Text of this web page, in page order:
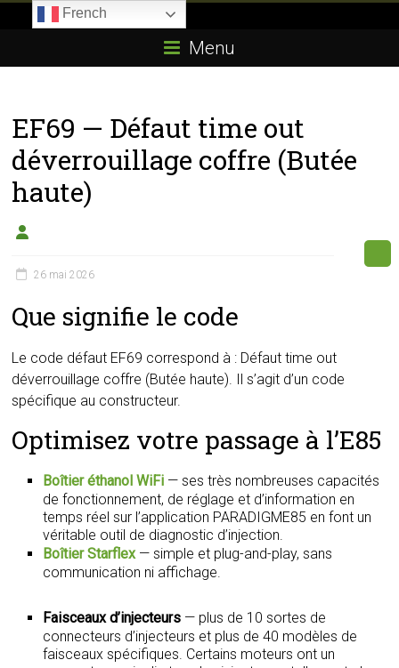
E85.com
passion
du
boîtier
éthanol
Menu
EF69 — Défaut time out
déverrouillage coffre (Butée
haute)
26 mai 2026
Que signifie le code
Le code défaut EF69 correspond à : Défaut time out
déverrouillage coffre (Butée haute). Il s’agit d’un code
spécifique au constructeur.
Optimisez votre passage à l’E85
Boîtier éthanol WiFi — ses très nombreuses capacités
de fonctionnement, de réglage et d’information en
temps réel sur l’application PARADIGME85 en font un
véritable outil de diagnostic d’injection.
Boîtier Starflex— simple et plug-and-play, sans
communication ni affichage.
Faisceaux d’injecteurs — plus de 10 sortes de
connecteurs d’injecteurs et plus de 40 modèles de
faisceaux spécifiques. Certains moteurs ont un
French